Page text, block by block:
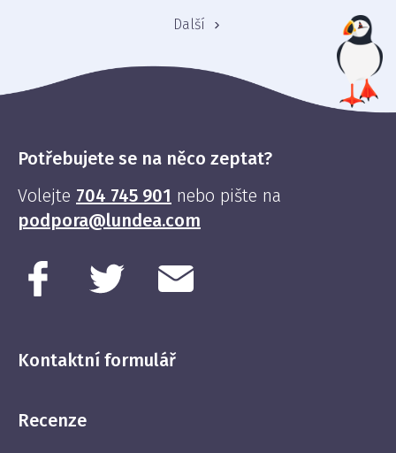
Další
Potřebujete se na něco zeptat?
Volejte 704 745 901 nebo pište na
podpora@lundea.com
Kontaktní formulář
Recenze